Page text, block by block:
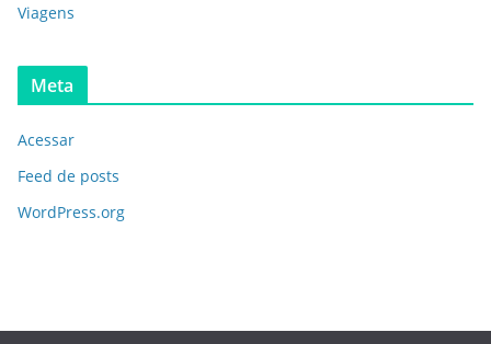
Viagens
Meta
Acessar
Feed de posts
WordPress.org